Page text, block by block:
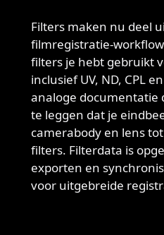
Filters maken nu deel
filmregistratie-
filters je hebt gebruikt
inclusief UV, ND, CPL
analoge documentatie
te leggen dat je
camerabody en lens
filters. Filterdata is
exporten en
voor uitgebreide